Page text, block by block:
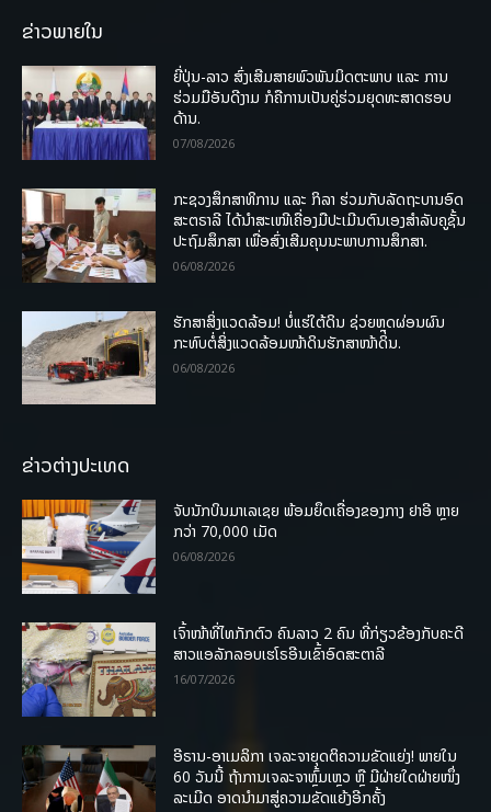
ຂ່າວພາຍໃນ
ຍີ່ປຸ່ນ-ລາວ ສົ່ງເສີມສາຍພົວພັນມິດຕະພາບ ແລະ ການ
ຮ່ວມມືອັນດີງາມ ກໍຄືການເປັນຄູ່ຮ່ວມຍຸດທະສາດຮອບ
ດ້ານ.
07/08/2026
ກະຊວງສຶກສາທິການ ແລະ ກິລາ ຮ່ວມກັບລັດຖະບານອົດ
ສະຕຣາລີ ໄດ້ນຳສະເໜີເຄື່ອງມືປະເມີນຕົນເອງສຳລັບຄູຊັ້ນ
ປະຖົມສຶກສາ ເພື່ອສົ່ງເສີມຄຸນນະພາບການສຶກສາ.
06/08/2026
ຮັກສາສິ່ງແວດລ້ອມ! ບໍ່ແຮ່ໃຕ້ດິນ ຊ່ວຍຫຼຸດຜ່ອນຜົນ
ກະທົບຕໍ່ສິ່ງແວດລ້ອມໜ້າດິນຮັກສາໜ້າດິນ.
06/08/2026
ຂ່າວຕ່າງປະເທດ
ຈັບນັກບິນມາເລເຊຍ ພ້ອມຍຶດເຄື່ອງຂອງກາງ ຢາອີ ຫຼາຍ
ກວ່າ 70,000 ເມັດ
06/08/2026
ເຈົ້າໜ້າທີ່ໄທກັກຕົວ ຄົນລາວ 2 ຄົນ ທີ່ກ່ຽວຂ້ອງກັບຄະດີ
ສາວແອລັກລອບເຮໂຣອີນເຂົ້າອົດສະຕາລີ
16/07/2026
ອີຣານ-ອາເມລິກາ ເຈລະຈາຍຸດຕິຄວາມຂັດແຍ່ງ! ພາຍໃນ
60 ວັນນີ້ ຖ້າການເຈລະຈາຫຼົ້ມເຫຼວ ຫຼື ມີຝ່າຍໃດຝ່າຍໜຶ່ງ
ລະເມີດ ອາດນໍາມາສູ່ຄວາມຂັດແຍ້ງອີກຄັ້ງ